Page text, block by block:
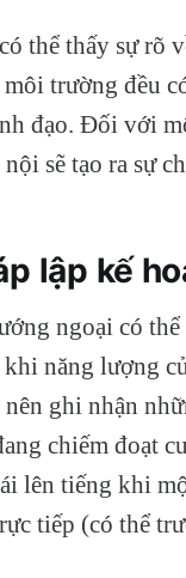
thể thấy sự rõ
trường đều
đạo. Đối với
sẽ tạo ra sự
lập kế
ngoại có
năng lượng
ghi nhận
chiếm đoạt
lên tiếng khi
tiếp (có thể